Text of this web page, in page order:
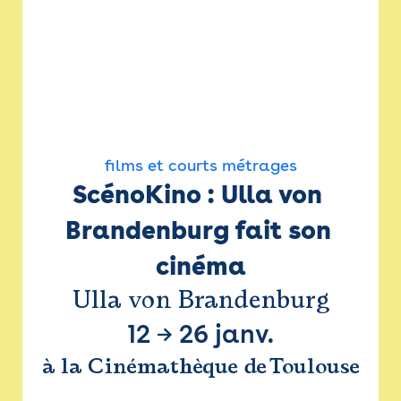
films et courts métrages
ScénoKino : Ulla von
Brandenburg fait son
cinéma
Ulla von Brandenburg
12 → 26 janv.
à la Cinémathèque de Toulouse